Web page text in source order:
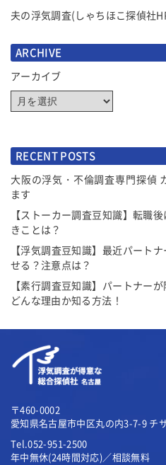
夫の浮気調査(しゃちほこ探偵社
ARCHIVE
アーカイブ
RECENT POSTS
大阪の浮気・不倫調査専門探偵
ます
【ストーカー調査豆知識】転職
きことは？
【浮気調査豆知識】最近パート
せる？注意点は？
【素行調査豆知識】パートナー
どんな理由か知る方法！
〒460-0002
愛知県名古屋市中区丸の内3-7-9 チ
Tel.052-951-2500
年中無休(24時間対応)／相談無料